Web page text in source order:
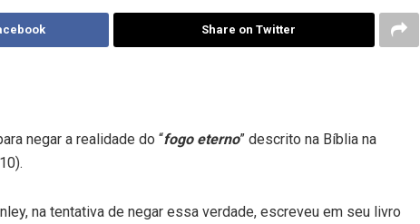
Share on Twitter
negar a realidade do “fogo eterno” descrito na Bíblia na
na tentativa de negar essa verdade, escreveu em seu livro